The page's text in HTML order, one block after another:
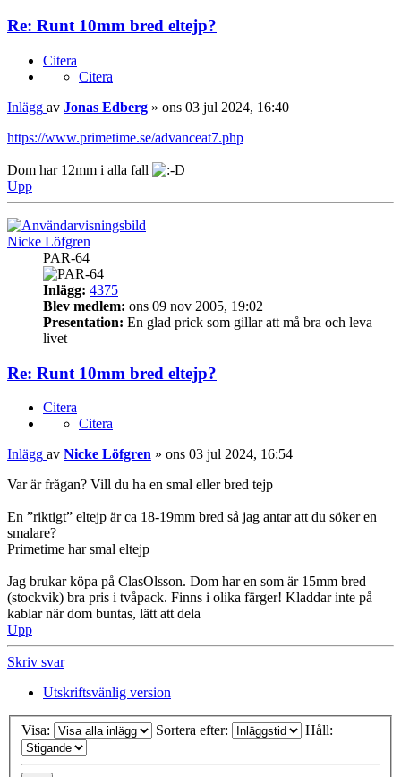
Re: Runt 10mm bred eltejp?
Citera
Citera
Inlägg av Jonas Edberg » ons 03 jul 2024, 16:40
https://www.primetime.se/advanceat7.php
Dom har 12mm i alla fall
Upp
Nicke Löfgren
PAR-64
Inlägg: 4375
Blev medlem: ons 09 nov 2005, 19:02
Presentation: En glad prick som gillar att må bra och leva
livet
Re: Runt 10mm bred eltejp?
Citera
Citera
Inlägg av Nicke Löfgren » ons 03 jul 2024, 16:54
Var är frågan? Vill du ha en smal eller bred tejp
En ”riktigt” eltejp är ca 18-19mm bred så jag antar att du söker en
smalare?
Primetime har smal eltejp
Jag brukar köpa på ClasOlsson. Dom har en som är 15mm bred
(stockvik) bra pris i tvåpack. Finns i olika färger! Kladdar inte på
kablar när dom buntas, lätt att dela
Upp
Skriv svar
Utskriftsvänlig version
Visa: Sortera efter: Håll: